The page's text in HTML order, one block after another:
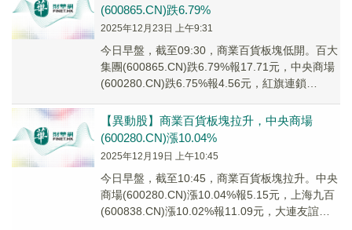
(600865.CN)跌6.79%
2025年12月23日 上午9:31
今日早盤，截至09:30，商業百貨板塊低開。百大
集團(600865.CN)跌6.79%報17.71元，中央商場
(600280.CN)跌6.75%報4.56元，紅旗連鎖
【異動股】商業百貨板塊拉升，中央商場
(600280.CN)漲10.04%
2025年12月19日 上午10:45
今日早盤，截至10:45，商業百貨板塊拉升。中央
商場(600280.CN)漲10.04%報5.15元，上海九百
(600838.CN)漲10.02%報11.09元，大連友誼